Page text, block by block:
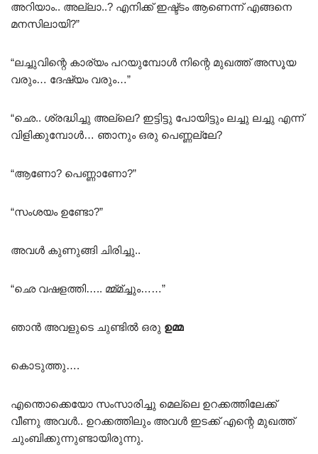
അറിയാം.. അല്ലാ..? എനിക്ക് ഇഷ്ട്ടം ആണെന്ന് എങ്ങനെ
മനസിലായി?”
“ലച്ചുവിന്റെ കാര്യം പറയുമ്പോൾ നിന്റെ മുഖത്ത് അസൂയ
വരും… ദേഷ്യം വരും…”
“ഛെ.. ശ്രദ്ധിച്ചു അല്ലെ? ഇട്ടിട്ടു പോയിട്ടും ലച്ചു ലച്ചു എന്ന്
വിളിക്കുമ്പോൾ… ഞാനും ഒരു പെണ്ണല്ലേ?
“ആണോ? പെണ്ണാണോ?”
“സംശയം ഉണ്ടോ?”
അവൾ കുണുങ്ങി ചിരിച്ചു..
“ഛെ വഷളത്തി….. മ്മ്മ്ച്ചും……”
ഞാൻ അവളുടെ ചുണ്ടിൽ ഒരു ഉമ്മ
കൊടുത്തു….
എന്തൊക്കെയോ സംസാരിച്ചു മെല്ലെ ഉറക്കത്തിലേക്ക്
വീണു അവൾ.. ഉറക്കത്തിലും അവൾ ഇടക്ക് എന്റെ മുഖത്ത്
ചുംബിക്കുന്നുണ്ടായിരുന്നു.